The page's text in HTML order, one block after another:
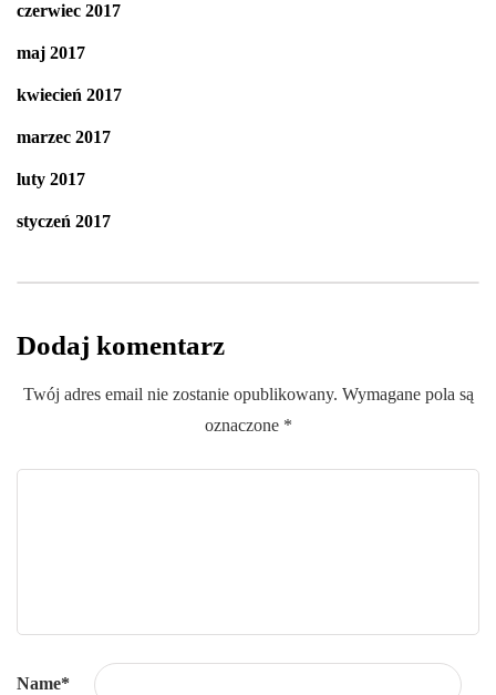
czerwiec 2017
maj 2017
kwiecień 2017
marzec 2017
luty 2017
styczeń 2017
Dodaj komentarz
Twój adres email nie zostanie opublikowany. Wymagane pola są
oznaczone *
Name*